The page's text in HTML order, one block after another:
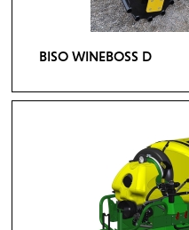
BISO WINEBOSS D